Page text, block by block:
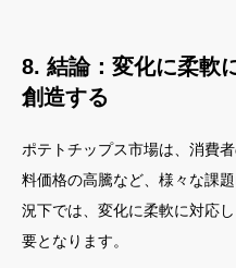
8. 結論：変化に柔軟
創造する
ポテトチップス市場は、消費
料価格の高騰など、様々な課
況下では、変化に柔軟に対応
要となります。